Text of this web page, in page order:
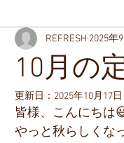
10月の
REFRESH 2025年
更新日： 2025年10月17日
皆様、こんにちは
やっと秋らしくな